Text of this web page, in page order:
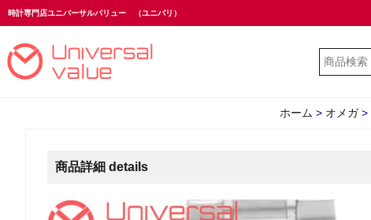
時計専門店ユニバーサルバリュー （ユニバリ）
ホーム > オメガ>
商品詳細 details